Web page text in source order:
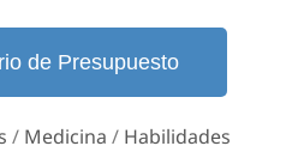
de Presupuesto
/ Medicina / Habilidades